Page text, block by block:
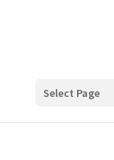
Select Page